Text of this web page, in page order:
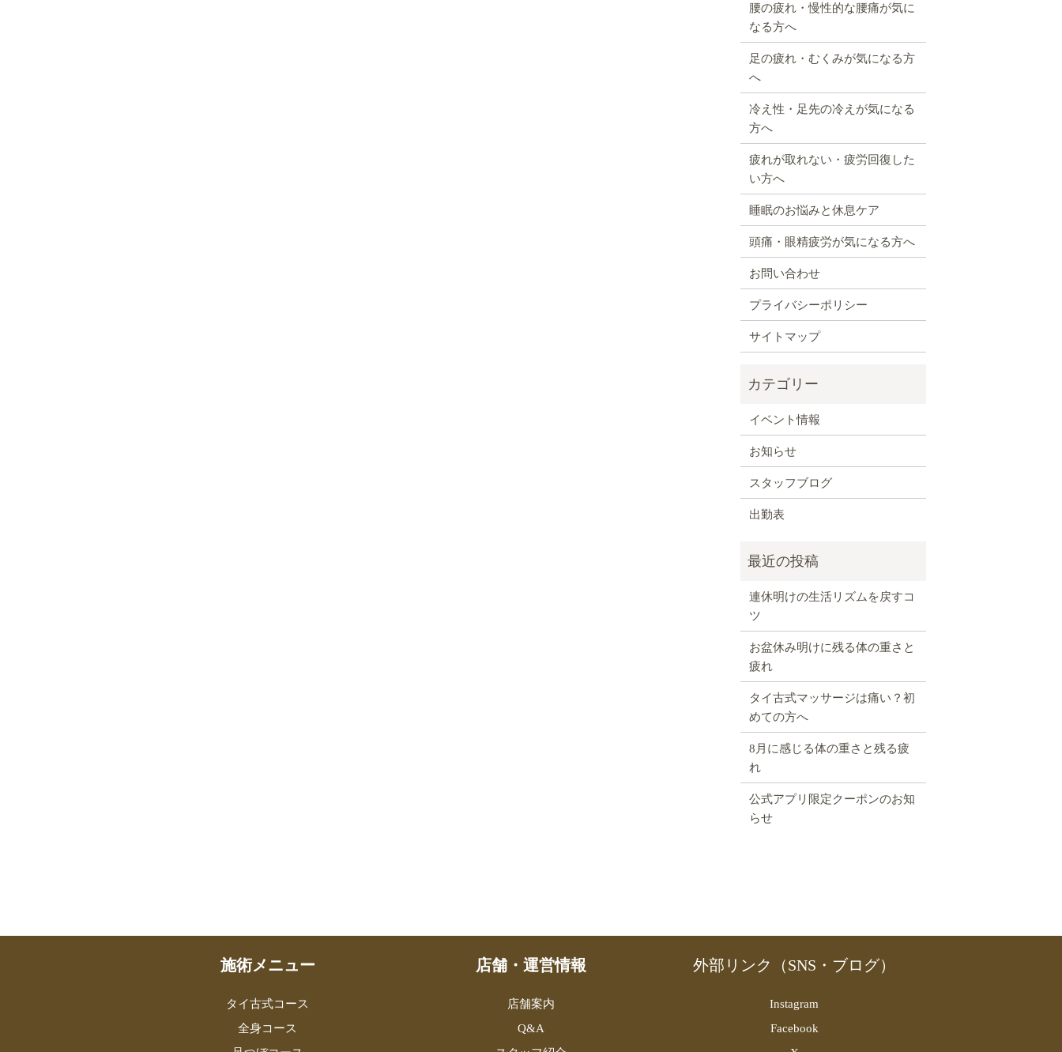
腰の疲れ・慢性的な腰痛が気に
なる方へ
足の疲れ・むくみが気になる方
へ
冷え性・足先の冷えが気になる
方へ
疲れが取れない・疲労回復した
い方へ
睡眠のお悩みと休息ケア
頭痛・眼精疲労が気になる方へ
お問い合わせ
プライバシーポリシー
サイトマップ
イベント情報
お知らせ
スタッフブログ
出勤表
連休明けの生活リズムを戻すコ
ツ
お盆休み明けに残る体の重さと
疲れ
タイ古式マッサージは痛い？初
めての方へ
8月に感じる体の重さと残る疲
れ
公式アプリ限定クーポンのお知
らせ
施術メニュー
タイ古式コース
全身コース
店舗・運営情報
店舗案内
Q&A
外部リンク（SNS・ブログ）
Instagram
Facebook